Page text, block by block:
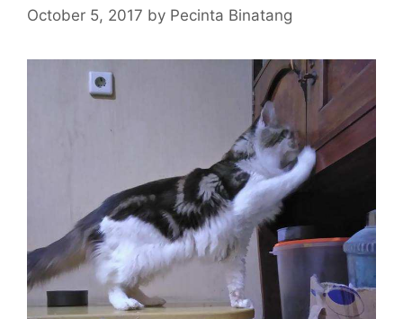
October 5, 2017 by Pecinta Binatang